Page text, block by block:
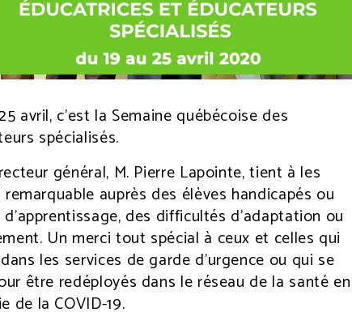
avril, c’est la Semaine québécoise des
spécialisés.
général, M. Pierre Lapointe, tient à les
auprès des élèves handicapés ou
des difficultés d’adaptation ou
Un merci tout spécial à ceux et celles qui
les services de garde d’urgence ou qui se
être redéployés dans le réseau de la santé en
de la COVID-19.